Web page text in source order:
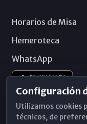
Horarios de Misa
Hemeroteca
WhatsApp
Configuración
Utilizamos cookies
técnicos, de